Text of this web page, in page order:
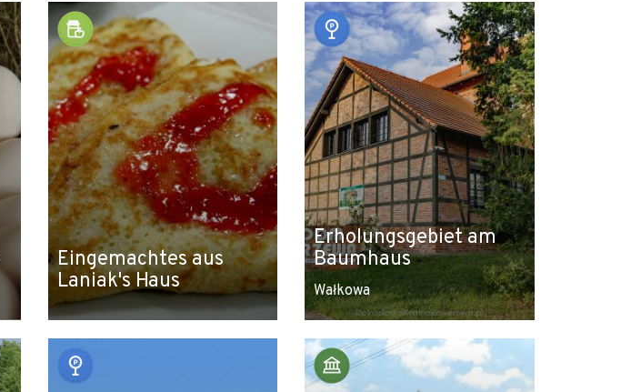
Eingemachtes aus
Laniak's Haus
Erholungsgebiet am
Baumhaus
Wałkowa